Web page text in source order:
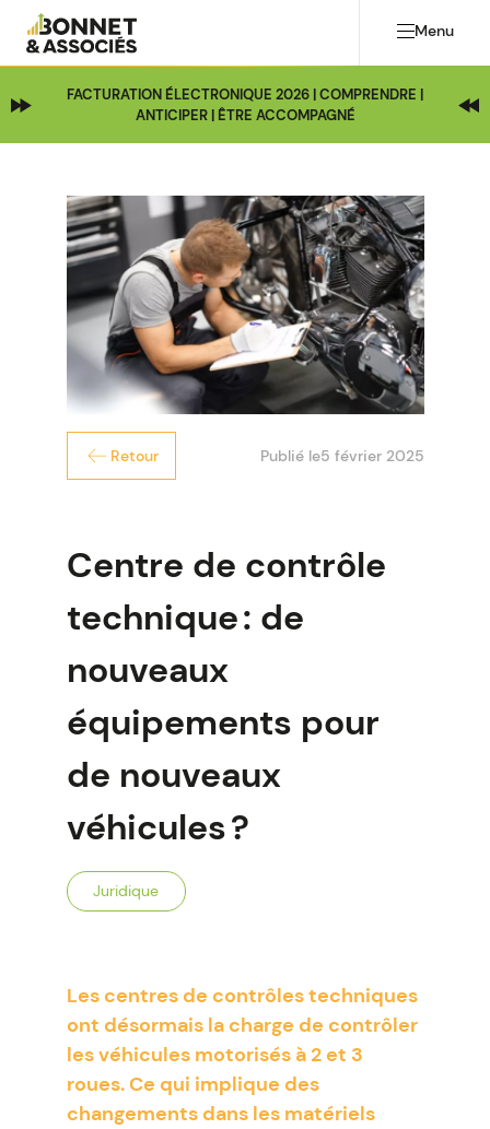
Menu
FACTURATION ÉLECTRONIQUE 2026 | COMPRENDRE |
ANTICIPER | ÊTRE ACCOMPAGNÉ
Retour Publié le5 février 2025
Centre de contrôle
technique : de
nouveaux
équipements pour
de nouveaux
véhicules ?
Juridique
Les centres de contrôles techniques
ont désormais la charge de contrôler
les véhicules motorisés à 2 et 3
roues. Ce qui implique des
changements dans les matériels